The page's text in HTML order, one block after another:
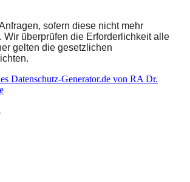
sofern diese nicht mehr
Wir überprüfen die Erforderlichkeit alle
gelten die gesetzlichen
Datenschutz-Generator.de von RA Dr.